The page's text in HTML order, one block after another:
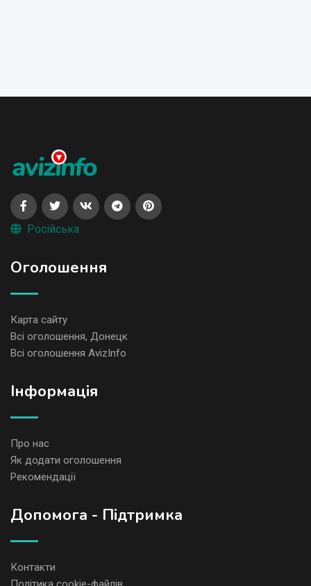
Російська
Оголошення
Карта сайту
Всі оголошення, Донецк
Всі оголошення AvizInfo
Iнформація
Про нас
Як додати оголошення
Рекомендації
Допомога - Підтримка
Контакти